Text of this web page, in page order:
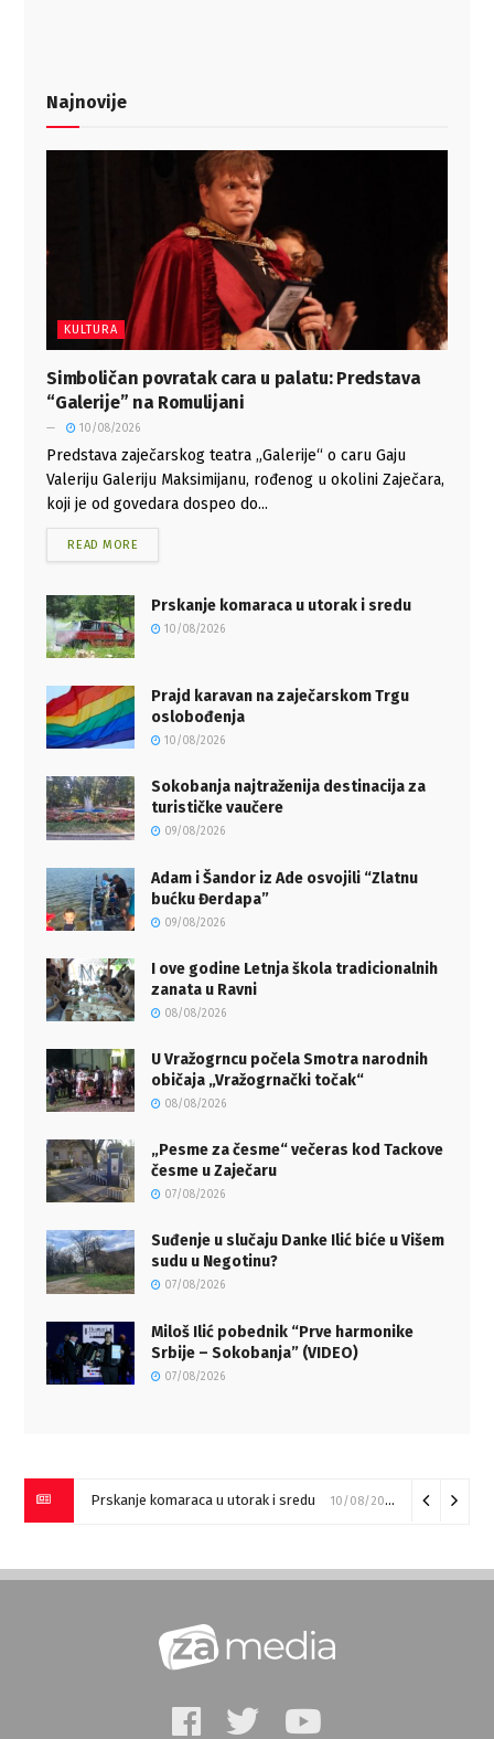
Najnovije
KULTURA
Simboličan povratak cara u palatu: Predstava
“Galerije” na Romulijani
10/08/2026
Predstava zaječarskog teatra „Galerije“ o caru Gaju
Valeriju Galeriju Maksimijanu, rođenog u okolini Zaječara,
koji je od govedara dospeo do...
READ MORE
Prskanje komaraca u utorak i sredu
10/08/2026
Prajd karavan na zaječarskom Trgu
oslobođenja
10/08/2026
Sokobanja najtraženija destinacija za
turističke vaučere
09/08/2026
Adam i Šandor iz Ade osvojili “Zlatnu
bućku Đerdapa”
09/08/2026
I ove godine Letnja škola tradicionalnih
zanata u Ravni
08/08/2026
U Vražogrncu počela Smotra narodnih
običaja „Vražogrnački točak“
08/08/2026
„Pesme za česme“ večeras kod Tackove
česme u Zaječaru
07/08/2026
Suđenje u slučaju Danke Ilić biće u Višem
sudu u Negotinu?
07/08/2026
Miloš Ilić pobednik “Prve harmonike
Srbije – Sokobanja” (VIDEO)
07/08/2026
Prskanje komaraca u utorak i sredu 10/08/2026